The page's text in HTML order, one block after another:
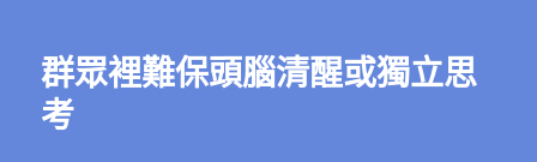
群眾裡難保頭腦清醒或獨立思
考